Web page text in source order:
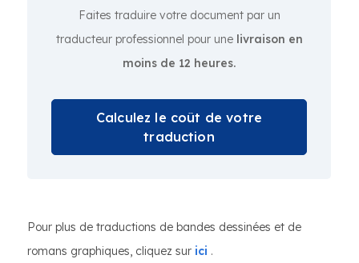
Faites traduire votre document par un
traducteur professionnel pour une livraison en
moins de 12 heures.
Calculez le coût de votre
traduction
Pour plus de traductions de bandes dessinées et de
romans graphiques, cliquez sur ici .